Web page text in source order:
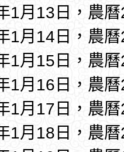
1月13日，農
1月14日，農
1月15日，農
1月16日，農
1月17日，農
1月18日，農